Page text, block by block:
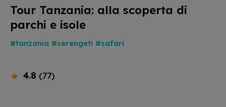
Tour Tanzania: alla scoperta di
parchi e isole
#tanzania #serengeti #safari
4.8 (77)